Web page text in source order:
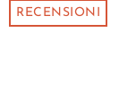
RECENSIONI